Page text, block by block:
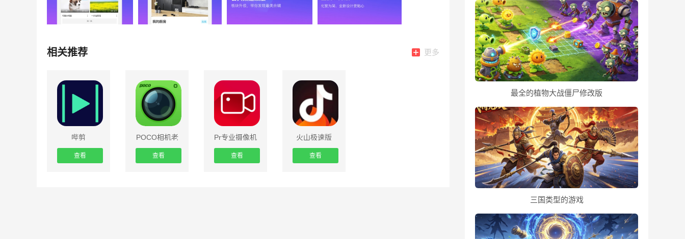
相关推荐 更多
哔剪
查看
POCO相机老
查看
Pr专业摄像机
查看
火山极速版
查看
最全的植物大战僵尸修改版
三国类型的游戏